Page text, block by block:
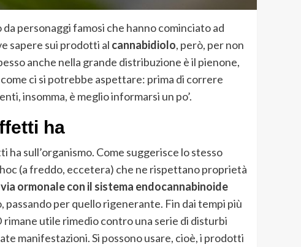
personaggi famosi che hanno cominciato ad
sapere sui prodotti al cannabidiolo, però, per non
anche nella grande distribuzione è il pienone,
ci si potrebbe aspettare: prima di correre
insomma, è meglio informarsi un po’.
ha
ha sull’organismo. Come suggerisce lo stesso
(a freddo, eccetera) che ne rispettano proprietà
ormonale con il sistema endocannabinoide
per quello rigenerante. Fin dai tempi più
utile rimedio contro una serie di disturbi
manifestazioni. Si possono usare, cioè, i prodotti